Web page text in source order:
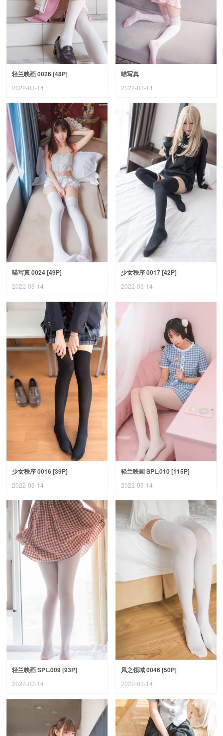
轻兰映画 0026 [48P]
2022-03-14
喵写真
2022-03-14
喵写真 0024 [49P]
2022-03-14
少女秩序 0017 [42P]
2022-03-14
少女秩序 0016 [39P]
2022-03-14
轻兰映画 SPL.010 [115P]
2022-03-14
轻兰映画 SPL.009 [93P]
2022-03-14
风之领域 0046 [50P]
2022-03-14